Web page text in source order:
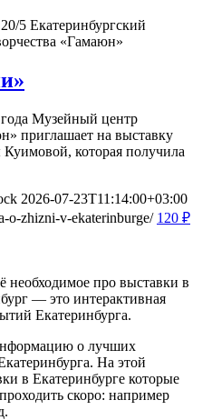
5 Екатеринбургский
«Гамаюн»
Музейный центр
приглашает на выставку
которая получила
2026-07-23T11:14:00+03:00
o-zhizni-v-ekaterinburge/ 120 ₽
необходимое про выставки в
— это интерактивная
Екатеринбурга.
о лучших
На этой
в Екатеринбурге которые
скоро: например